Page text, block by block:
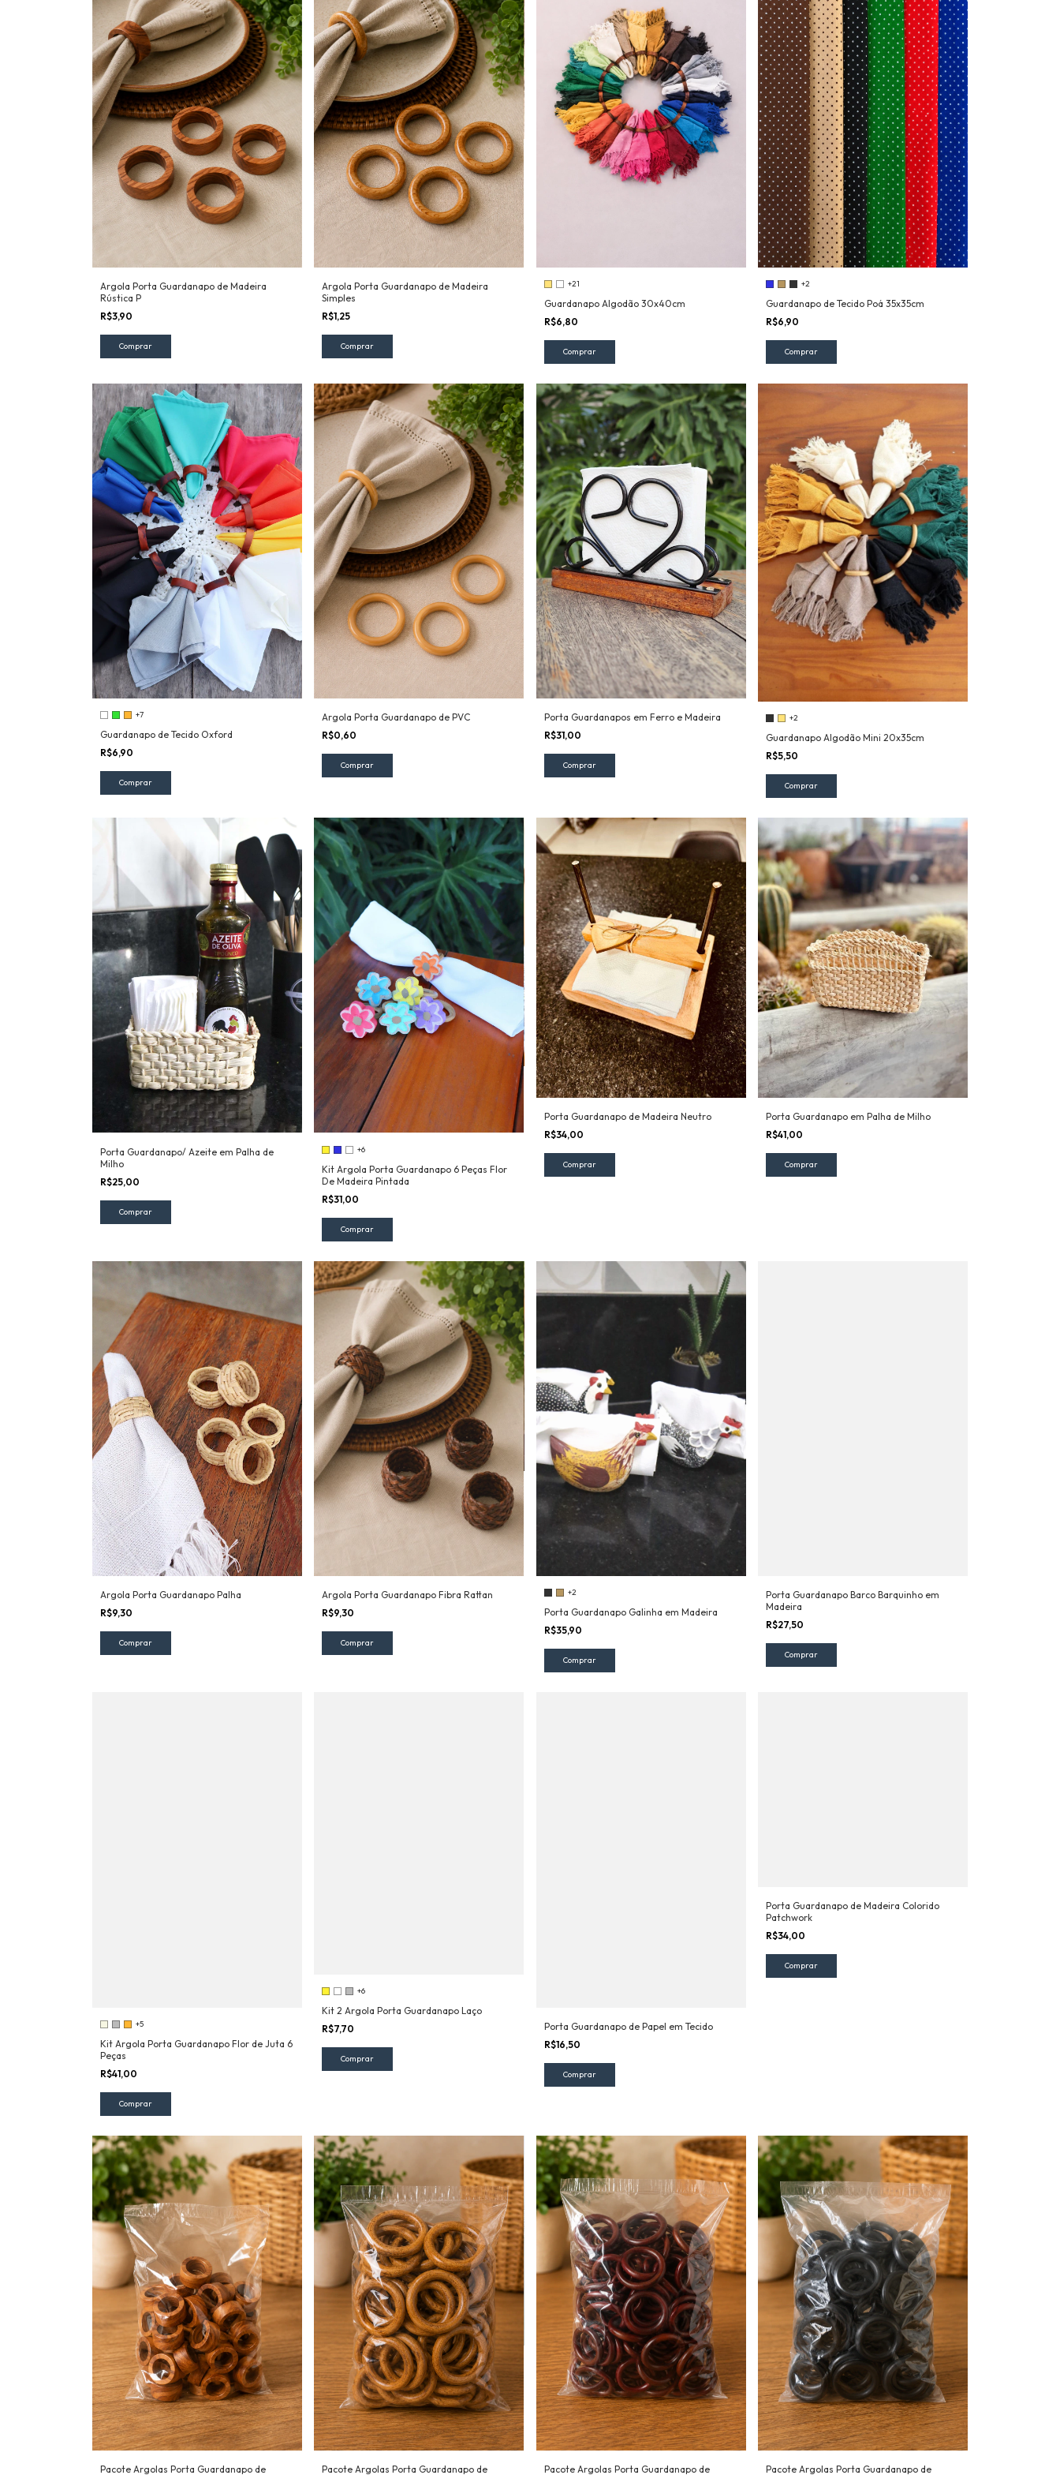
Argola Porta Guardanapo de Madeira
Rústica P
R$3,90
Argola Porta Guardanapo de Madeira
Simples
R$1,25
+21
Guardanapo Algodão 30x40cm
R$6,80
Comprar
+2
Guardanapo de Tecido Poá 35x35cm
R$6,90
Comprar
+7
Guardanapo de Tecido Oxford
R$6,90
Comprar
Argola Porta Guardanapo de PVC
R$0,60
Porta Guardanapos em Ferro e Madeira
R$31,00
+2
Guardanapo Algodão Mini 20x35cm
R$5,50
Comprar
Porta Guardanapo/ Azeite em Palha de
Milho
R$25,00
+6
Kit Argola Porta Guardanapo 6 Peças Flor
De Madeira Pintada
R$31,00
Comprar
Porta Guardanapo de Madeira Neutro
R$34,00
Porta Guardanapo em Palha de Milho
R$41,00
Argola Porta Guardanapo Palha
R$9,30
Argola Porta Guardanapo Fibra Rattan
R$9,30
+2
Porta Guardanapo Galinha em Madeira
R$35,90
Comprar
Porta Guardanapo Barco Barquinho em
Madeira
R$27,50
+5
Kit Argola Porta Guardanapo Flor de Juta 6
Peças
R$41,00
Comprar
+6
Kit 2 Argola Porta Guardanapo Laço
R$7,70
Comprar
Porta Guardanapo de Papel em Tecido
R$16,50
Comprar
Porta Guardanapo de Madeira Colorido
Patchwork
R$34,00
Pacote Argolas Porta Guardanapo de Pacote Argolas Porta Guardanapo de Pacote Argolas Porta Guardanapo de Pacote Argolas Porta Guardanapo de